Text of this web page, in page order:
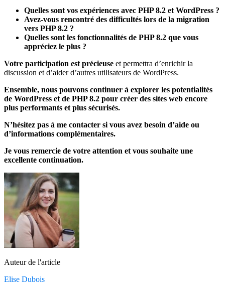
Quelles sont vos expériences avec PHP 8.2 et WordPress ?
Avez-vous rencontré des difficultés lors de la migration
vers PHP 8.2 ?
Quelles sont les fonctionnalités de PHP 8.2 que vous
appréciez le plus ?
Votre participation est précieuse et permettra d’enrichir la
discussion et d’aider d’autres utilisateurs de WordPress.
Ensemble, nous pouvons continuer à explorer les potentialités
de WordPress et de PHP 8.2 pour créer des sites web encore
plus performants et plus sécurisés.
N’hésitez pas à me contacter si vous avez besoin d’aide ou
d’informations complémentaires.
Je vous remercie de votre attention et vous souhaite une
excellente continuation.
Auteur de l'article
Elise Dubois